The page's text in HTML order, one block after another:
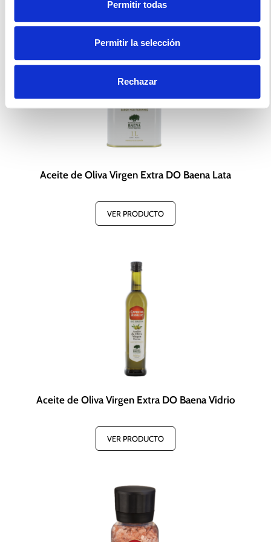
Permitir todas
Permitir la selección
Rechazar
Aceite de Oliva Virgen Extra DO Baena Lata
VER PRODUCTO
Aceite de Oliva Virgen Extra DO Baena Vidrio
VER PRODUCTO